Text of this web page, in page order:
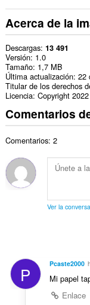
Acerca de la
Descargas 13 491
Versión 1.0
Tamaño 1,7 MB
Última actualización 22
Titular de los derechos
Licencia Copyright
Comentarios
Comentarios: 2
Ver la
P Pcaste2000
Mi papel
Enlace